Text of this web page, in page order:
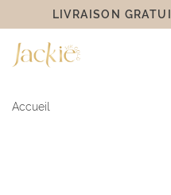
LIVRAISON
Accueil